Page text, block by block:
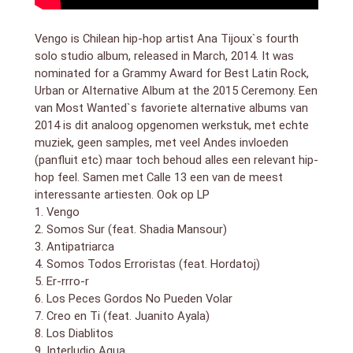
Vengo is Chilean hip-hop artist Ana Tijoux`s fourth
solo studio album, released in March, 2014. It was
nominated for a Grammy Award for Best Latin Rock,
Urban or Alternative Album at the 2015 Ceremony. Een
van Most Wanted`s favoriete alternative albums van
2014 is dit analoog opgenomen werkstuk, met echte
muziek, geen samples, met veel Andes invloeden
(panfluit etc) maar toch behoud alles een relevant hip-
hop feel. Samen met Calle 13 een van de meest
interessante artiesten. Ook op LP
1. Vengo
2. Somos Sur (feat. Shadia Mansour)
3. Antipatriarca
4. Somos Todos Erroristas (feat. Hordatoj)
5. Er-rrro-r
6. Los Peces Gordos No Pueden Volar
7. Creo en Ti (feat. Juanito Ayala)
8. Los Diablitos